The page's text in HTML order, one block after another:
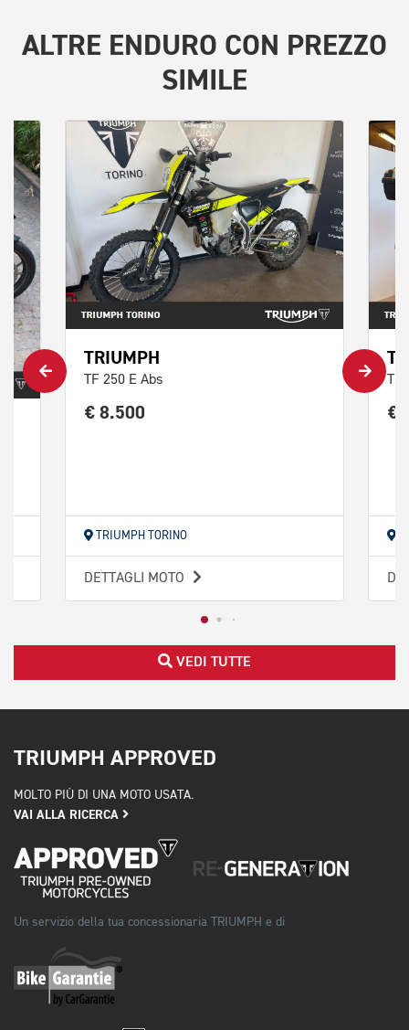
ALTRE ENDURO CON PREZZO
SIMILE
TRIUMPH
TF 250 E Abs
€ 8.500
TRIUMPH TORINO
DETTAGLI MOTO
€
VEDI TUTTE
TRIUMPH APPROVED
MOLTO PIÙ DI UNA MOTO USATA.
VAI ALLA RICERCA
Un servizio della tua concessionaria TRIUMPH e di